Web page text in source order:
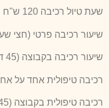
שעת טיול רכיבה 120 ש"ח
שיעור רכיבה פרטי (חצי שעה) –
שיעור רכיבה בקבוצה (45 דקות) – 120 ש"ח
רכיבה טיפולית אחד על אחד
רכיבה טיפולית בקבוצה (45 דקות) – 120 ש"ח